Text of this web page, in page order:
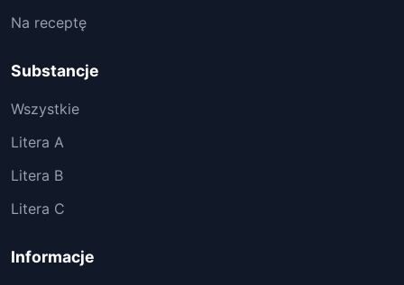
Na receptę
Substancje
Wszystkie
Litera A
Litera B
Litera C
Informacje